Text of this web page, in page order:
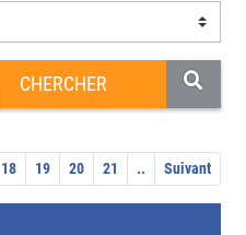
18 19 20 21 .. Suivant